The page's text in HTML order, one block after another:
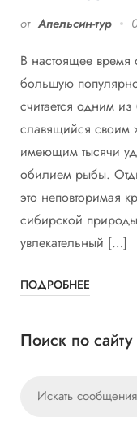
от Апельсин-тур
В настоящее время
большую
считается одним
славящийся своим
имеющим тысячи
обилием рыбы.
это неповторимая
сибирской
увлекательный […]
ПОДРОБНЕЕ
Поиск по сайту